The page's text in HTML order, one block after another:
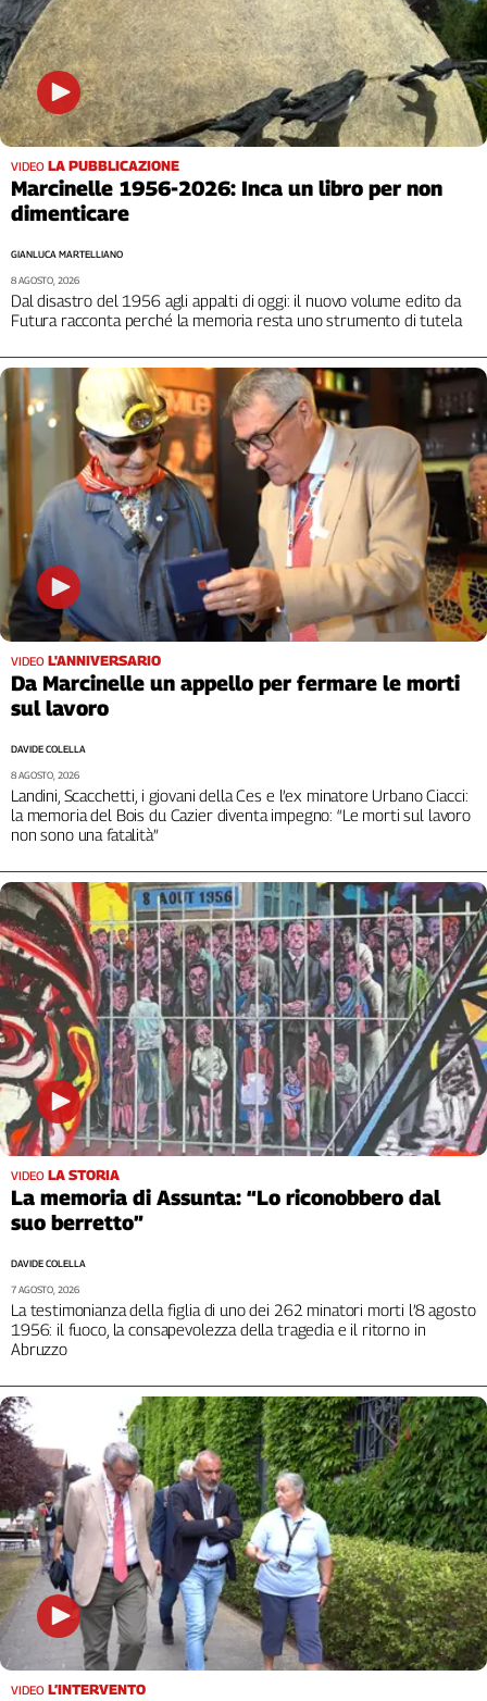
Collettiva
Play
Rubriche
Collettiva
Talk
La
settimana
Collettiva
Sassolino
Linea
Tech
It
Easy
Idea
Diffusa
InFlai
Le
trasmissioni
tv
Work
Progress
L'Italia
nel
Lavoro
Territori
Abruzzo-
Molise
Alto
Adige
Basilicata
Calabria
Campania
Emilia-
Romagna
Friuli
Venezia
Lazio
Liguria
Piemonte
Puglia
Sardegna
Sicilia
Toscana
Trentino
Umbria
Valle
D'Aosta
Veneto
Archivio
Storico
1955-
2014
VIDEO LA PUBBLICAZIONE
Marcinelle 1956-2026: Inca un libro per non
dimenticare
Dal disastro del 1956 agli appalti di oggi: il nuovo volume edito da
Futura racconta perché la memoria resta uno strumento di tutela
GIANLUCA MARTELLIANO
8 AGOSTO, 2026
VIDEO L'ANNIVERSARIO
Da Marcinelle un appello per fermare le morti
sul lavoro
Landini, Scacchetti, i giovani della Ces e l’ex minatore Urbano Ciacci:
la memoria del Bois du Cazier diventa impegno: “Le morti sul lavoro
non sono una fatalità”
DAVIDE COLELLA
8 AGOSTO, 2026
VIDEO LA STORIA
La memoria di Assunta: “Lo riconobbero dal
suo berretto”
La testimonianza della figlia di uno dei 262 minatori morti l’8 agosto
1956: il fuoco, la consapevolezza della tragedia e il ritorno in
Abruzzo
DAVIDE COLELLA
7 AGOSTO, 2026
VIDEO L’INTERVENTO